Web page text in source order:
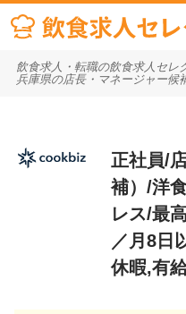
飲食求人・転職の飲食求人セレ
兵庫県の店長・マネージャー候
正社員/
補）/洋
レス/最
／月8日
休暇,有